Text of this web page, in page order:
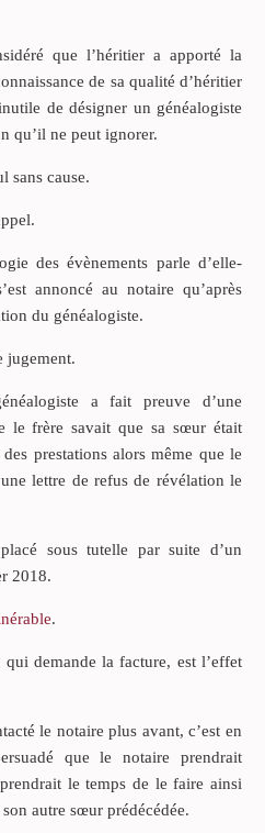
que l’héritier a apporté la
de sa qualité d’héritier
de désigner un généalogiste
qu’il ne peut ignorer.
sans cause.
des évènements parle d’elle-
annoncé au notaire qu’après
du généalogiste.
jugement.
a fait preuve d’une
le frère savait que sa sœur était
prestations alors même que le
lettre de refus de révélation le
sous tutelle par suite d’un
2018.
.
demande la facture, est l’effet
le notaire plus avant, c’est en
que le notaire prendrait
le temps de le faire ainsi
autre sœur prédécédée.